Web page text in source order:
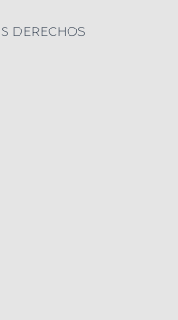
DERECHOS